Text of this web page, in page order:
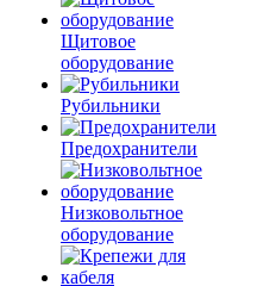
Щитовое
оборудование
Рубильники
Предохранители
Низковольтное
оборудование